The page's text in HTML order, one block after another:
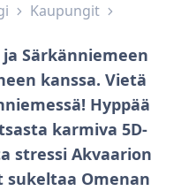
Kaupungit
Särkänniemeen
kanssa. Vietä
Hyppää
karmiva 5D-
stressi Akvaarion
sukeltaa Omenan